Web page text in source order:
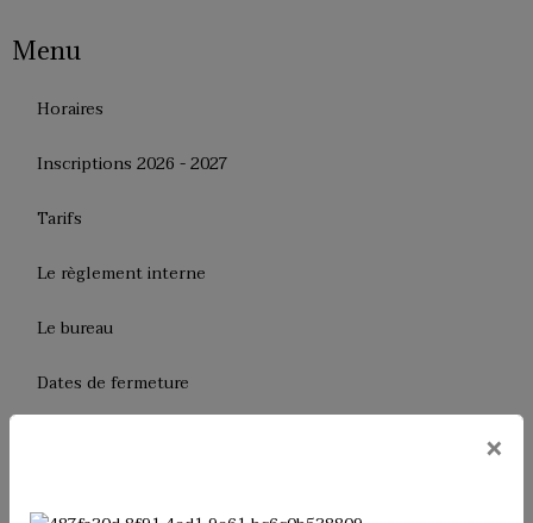
Menu
Horaires
Inscriptions 2026 - 2027
Tarifs
Le règlement interne
Le bureau
Dates de fermeture
×